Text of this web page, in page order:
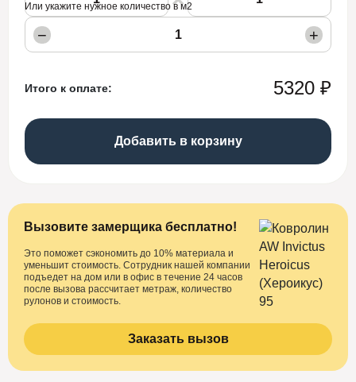
Или укажите нужное количество в м2
− +
Итого к оплате: 5320 ₽
Добавить в корзину
Вызовите замерщика бесплатно!
Это поможет сэкономить до 10% материала и
уменьшит стоимость. Сотрудник нашей компании
подъедет на дом или в офис в течение 24 часов
после вызова рассчитает метраж, количество
рулонов и стоимость.
Заказать вызов